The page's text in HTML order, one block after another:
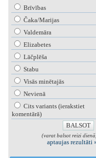
Brīvības
Čaka/Marijas
Valdemāra
Elizabetes
Lāčplēša
Stabu
Visās minētajās
Nevienā
Cits variants (ierakstiet
komentārā)
(varat balsot reizi
aptaujas rezultāti